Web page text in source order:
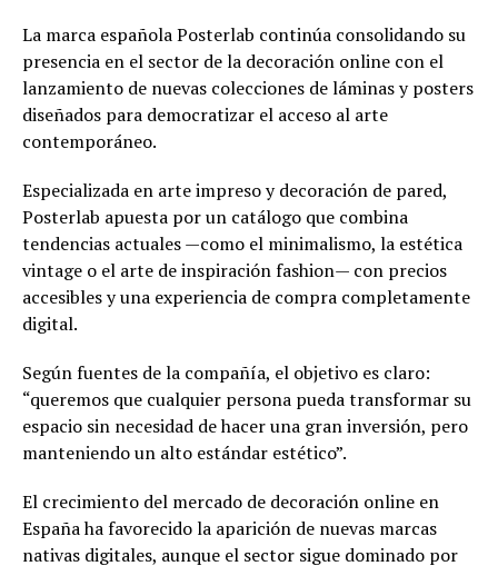
La marca española Posterlab continúa consolidando su
presencia en el sector de la decoración online con el
lanzamiento de nuevas colecciones de láminas y posters
diseñados para democratizar el acceso al arte
contemporáneo.
Especializada en arte impreso y decoración de pared,
Posterlab apuesta por un catálogo que combina
tendencias actuales —como el minimalismo, la estética
vintage o el arte de inspiración fashion— con precios
accesibles y una experiencia de compra completamente
digital.
Según fuentes de la compañía, el objetivo es claro:
“queremos que cualquier persona pueda transformar su
espacio sin necesidad de hacer una gran inversión, pero
manteniendo un alto estándar estético”.
El crecimiento del mercado de decoración online en
España ha favorecido la aparición de nuevas marcas
nativas digitales, aunque el sector sigue dominado por